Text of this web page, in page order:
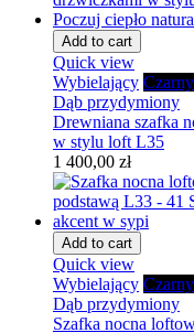
Add to cart
Quick view
Wybielający Czarny
Dąb przydymiony
Drewniana szafka
w stylu loft L35
1 400,00 zł
Add to cart
Quick view
Wybielający Czarny
Dąb przydymiony
Szafka nocna